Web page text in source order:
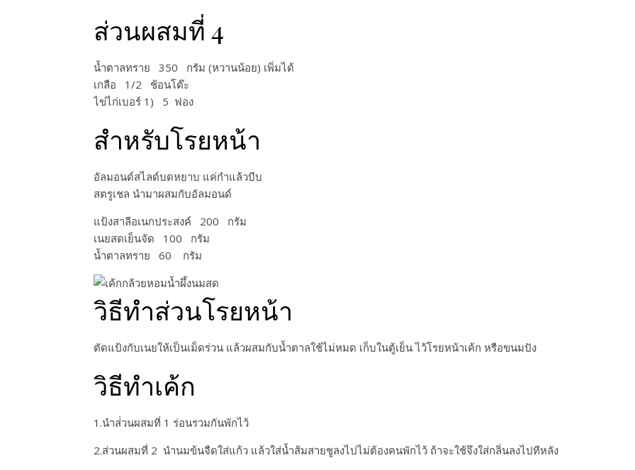
ส่วนผสมที่ 4
น้ำตาลทราย 350 กรัม​ (หวานน้อย)​ เพิ่มได้
เกลือ 1/2​ ช้อนโต๊ะ​
ไข่ไก่เบอร์ 1) 5 ฟอง​
สำหรับโรยหน้า
อัลมอนด์สไลด์​บดหยาบ แค่กำแล้วบีบ
สตรูเชล นำมาผสมกับอัลมอนด์
แป้งสาลี​อเนก​ประสงค์​ 200​ กรัม​
เนยสดเย็นจัด 100​ กรัม​
น้ำตาลทราย 60 กรัม​
วิธีทำส่วนโรยหน้า
ตัดแป้งกับเนยให้เป็นเม็ดร่วน แล้วผสมกับน้ำตาลใช้ไม่หมด เก็บในตู้เย็น ไว้โรยหน้าเค้ก หรือขนมปัง
วิธีทำเค้ก
1.นำส่่วนผสมที่ 1 ร่อนรวมกันพักไว้
2.ส่วนผสมที่ 2 นำนมข้นจืดใส่แก้ว แล้วใส่น้ำส้มสายชูลงไปไม่ต้องคนพักไว้ ถ้าจะใช้จึงใส่กลิ่นลงไปทีหลัง